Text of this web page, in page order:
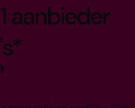
aanbieder